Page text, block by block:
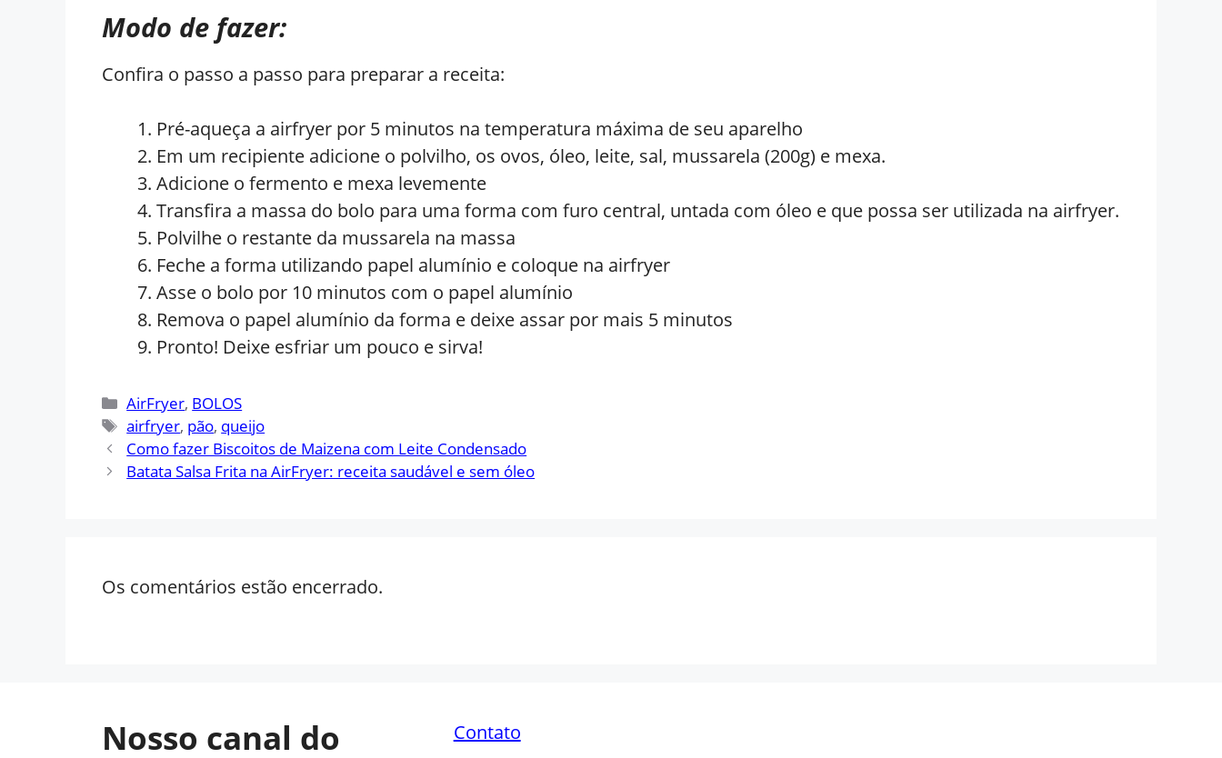
Modo de fazer:
Confira o passo a passo para preparar a receita:
Pré-aqueça a airfryer por 5 minutos na temperatura máxima de seu aparelho
Em um recipiente adicione o polvilho, os ovos, óleo, leite, sal, mussarela (200g) e mexa.
Adicione o fermento e mexa levemente
Transfira a massa do bolo para uma forma com furo central, untada com óleo e que possa ser utilizada na airfryer.
Polvilhe o restante da mussarela na massa
Feche a forma utilizando papel alumínio e coloque na airfryer
Asse o bolo por 10 minutos com o papel alumínio
Remova o papel alumínio da forma e deixe assar por mais 5 minutos
Pronto! Deixe esfriar um pouco e sirva!
Categorias
AirFryer, BOLOS
Tags
airfryer, pão, queijo
Como fazer Biscoitos de Maizena com Leite Condensado
Batata Salsa Frita na AirFryer: receita saudável e sem óleo
Os comentários estão encerrado.
Nosso canal do
Contato